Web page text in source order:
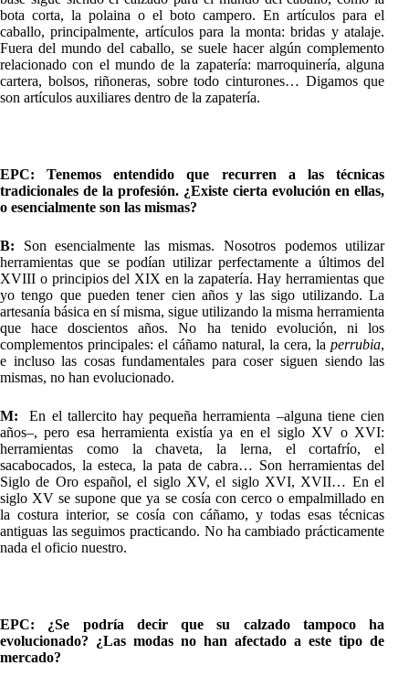
bota corta, la polaina o el boto campero. En artículos para el
caballo, principalmente, artículos para la monta: bridas y atalaje.
Fuera del mundo del caballo, se suele hacer algún complemento
relacionado con el mundo de la zapatería: marroquinería, alguna
cartera, bolsos, riñoneras, sobre todo cinturones… Digamos que
son artículos auxiliares dentro de la zapatería.
EPC: Tenemos entendido que recurren a las técnicas
tradicionales de la profesión. ¿Existe cierta evolución en ellas,
o esencialmente son las mismas?
B: Son esencialmente las mismas. Nosotros podemos utilizar
herramientas que se podían utilizar perfectamente a últimos del
XVIII o principios del XIX en la zapatería. Hay herramientas que
yo tengo que pueden tener cien años y las sigo utilizando. La
artesanía básica en sí misma, sigue utilizando la misma herramienta
que hace doscientos años. No ha tenido evolución, ni los
complementos principales: el cáñamo natural, la cera, laperrubia,
e incluso las cosas fundamentales para coser siguen siendo las
mismas, no han evolucionado.
M:
En el tallercito hay pequeña herramienta –alguna tiene cien
años–, pero esa herramienta existía ya en el siglo XV o XVI:
herramientas como la chaveta, la lerna, el cortafrío, el
sacabocados, la esteca, la pata de cabra… Son herramientas del
Siglo de Oro español, el siglo XV, el siglo XVI, XVII… En el
siglo XV se supone que ya se cosía con cerco o empalmillado en
la costura interior, se cosía con cáñamo, y todas esas técnicas
antiguas las seguimos practicando. No ha cambiado prácticamente
nada el oficio nuestro.
EPC: ¿Se podría decir que su calzado tampoco ha
evolucionado? ¿Las modas no han afectado a este tipo de
mercado?